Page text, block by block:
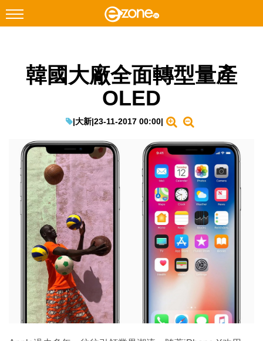
Facebook Instagram
遊戲動漫
教學評測
EduTech
IT Times
生成式AI與雲端應用
Enterprise Digital Transformation
韓國大廠全面轉型量產
OLED
|大新|23-11-2017 00:00|